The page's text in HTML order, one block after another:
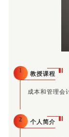
1
教授课程
成本和管理会
2 个人简介